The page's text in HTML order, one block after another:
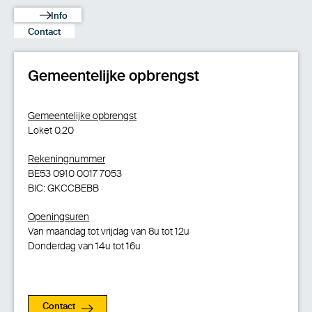
Info
Contact
Gemeentelijke opbrengst
Gemeentelijke opbrengst
Loket 0.20
Rekeningnummer
BE53 0910 0017 7053
BIC: GKCCBEBB
Openingsuren
Van maandag tot vrijdag van 8u tot 12u
Donderdag van 14u tot 16u
Contact